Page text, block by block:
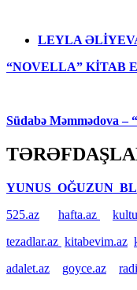
LEYLA
“NOVELLA” KİTAB
Südabə Məmmədova –
YUNUS OĞUZUN
525.az
hafta.az
tezadlar.az kitabevim.az
adalet.az
goyce.az